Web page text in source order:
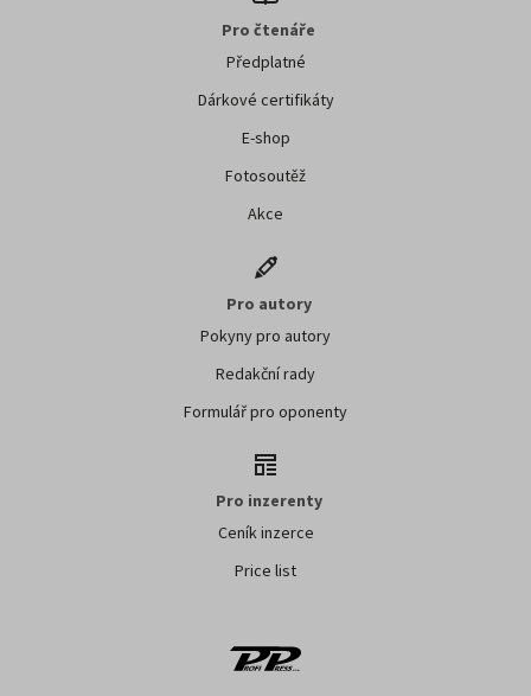
Pro čtenáře
Předplatné
Dárkové certifikáty
E-shop
Fotosoutěž
Akce
Pro autory
Pokyny pro autory
Redakční rady
Formulář pro oponenty
Pro inzerenty
Ceník inzerce
Price list